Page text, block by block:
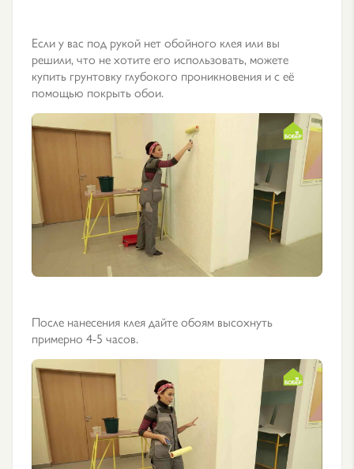
Если у вас под рукой нет обойного клея или вы
решили, что не хотите его использовать, можете
купить грунтовку глубокого проникновения и с её
помощью покрыть обои.
После нанесения клея дайте обоям высохнуть
примерно 4-5 часов.